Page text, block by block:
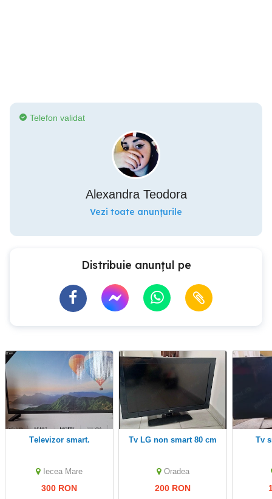
Telefon validat
Alexandra Teodora
Vezi toate anunțurile
Distribuie anunțul pe
Televizor smart.
Iecea Mare
300 RON
Tv LG non smart 80 cm
Oradea
200 RON
Tv